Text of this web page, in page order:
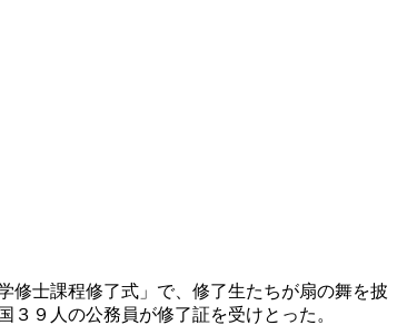
修士課程修了式」で、修了生たちが扇の舞を披
９人の公務員が修了証を受けとった。